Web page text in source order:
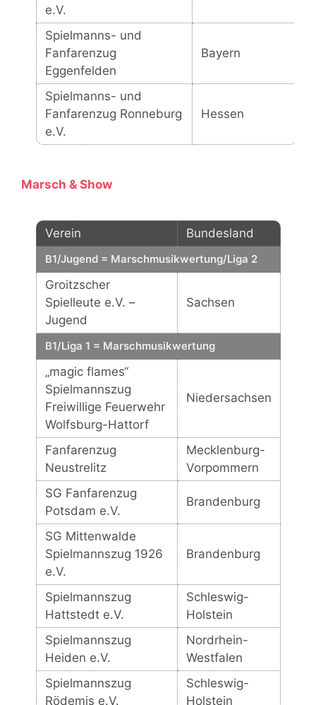
e.V.
Spielmanns- und
Fanfarenzug
Eggenfelden
Bayern
Spielmanns- und
Fanfarenzug Ronneburg
e.V.
Hessen
Marsch & Show
Verein Bundesland
B1/Jugend = Marschmusikwertung/Liga 2
Groitzscher
Spielleute e.V. –
Jugend
Sachsen
B1/Liga 1 = Marschmusikwertung
„magic flames“
Spielmannszug
Freiwillige Feuerwehr
Wolfsburg-Hattorf
Niedersachsen
Fanfarenzug
Neustrelitz
Mecklenburg-
Vorpommern
SG Fanfarenzug
Potsdam e.V.
Brandenburg
SG Mittenwalde
Spielmannszug 1926
e.V.
Brandenburg
Spielmannszug
Hattstedt e.V.
Schleswig-
Holstein
Spielmannszug
Heiden e.V.
Nordrhein-
Westfalen
Spielmannszug
Rödemis e.V.
Schleswig-
Holstein